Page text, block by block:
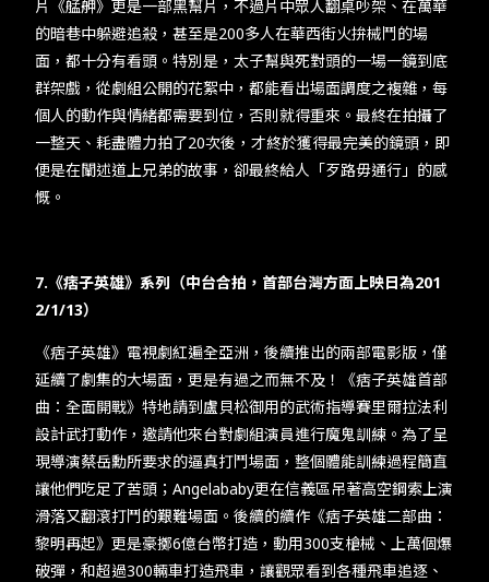
片《艋舺》更是一部黑幫片，不過片中眾人翻桌吵架、在萬華
的暗巷中躲避追殺，甚至是200多人在華西街火拚械鬥的場
面，都十分有看頭。特別是，太子幫與死對頭的一場一鏡到底
群架戲，從劇組公開的花絮中，都能看出場面調度之複雜，每
個人的動作與情緒都需要到位，否則就得重來。最終在拍攝了
一整天、耗盡體力拍了20次後，才終於獲得最完美的鏡頭，即
便是在闡述道上兄弟的故事，卻最終給人「歹路毋通行」的感
慨。
7.《痞子英雄》系列（中台合拍，首部台灣方面上映日為201
2/1/13）
《痞子英雄》電視劇紅遍全亞洲，後續推出的兩部電影版，僅
延續了劇集的大場面，更是有過之而無不及！《痞子英雄首部
曲：全面開戰》特地請到盧貝松御用的武術指導賽里爾拉法利
設計武打動作，邀請他來台對劇組演員進行魔鬼訓練。為了呈
現導演蔡岳勳所要求的逼真打鬥場面，整個體能訓練過程簡直
讓他們吃足了苦頭；Angelababy更在信義區吊著高空鋼索上演
滑落又翻滾打鬥的艱難場面。後續的續作《痞子英雄二部曲：
黎明再起》更是豪擲6億台幣打造，動用300支槍械、上萬個爆
破彈，和超過300輛車打造飛車，讓觀眾看到各種飛車追逐、